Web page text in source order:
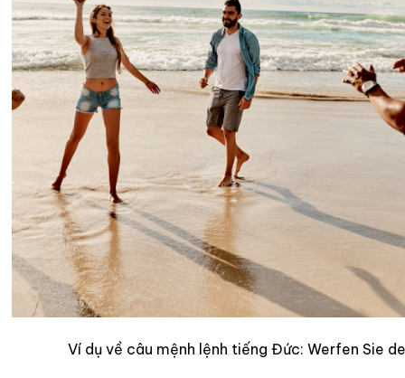
Ví dụ về câu mệnh lệnh tiếng Đức: Werfen Sie